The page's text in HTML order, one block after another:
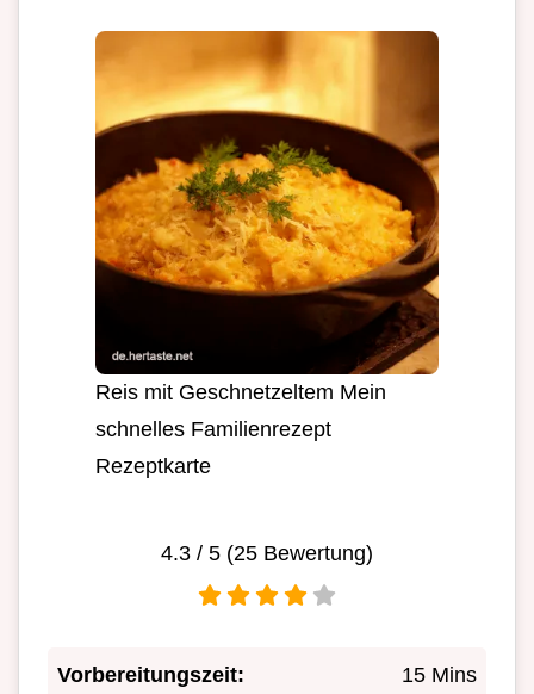
Reis mit Geschnetzeltem Mein
schnelles Familienrezept
Rezeptkarte
4.3 / 5 (25 Bewertung)
Vorbereitungszeit: 15 Mins